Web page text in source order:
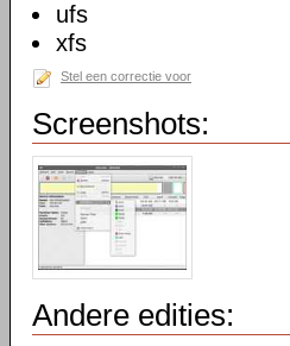
ufs
xfs
Stel een correctie voor
Screenshots:
Andere edities: